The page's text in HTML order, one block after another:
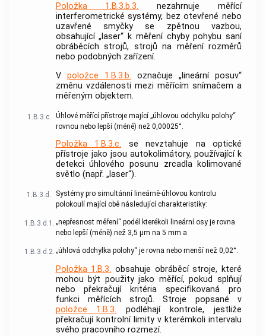
Položka 1.B.3.b.3. nezahrnuje měřící
interferometrické systémy, bez otevřené nebo
uzavřené smyčky se zpětnou vazbou,
obsahující „laser“ k měření chyby pohybu saní
obráběcích strojů, strojů na měření rozměrů
nebo podobných zařízení.
V položce 1.B.3.b. označuje „lineární posuv“
změnu vzdálenosti mezi měřícím snímačem a
měřeným objektem.
1.B.3.c.
Úhlové měřící přístroje mající „úhlovou odchylku polohy“
rovnou nebo lepší (méně) než 0,00025°.
Položka 1.B.3.c. se nevztahuje na optické
přístroje jako jsou autokolimátory, používající k
detekci úhlového posunu zrcadla kolimované
světlo (např. „laser“).
1.B.3.d.
Systémy pro simultánní lineárně-úhlovou kontrolu
polokoulí mající obě následující charakteristiky:
1.B.3.d.1. „nepřesnost měření“ podél kterékoli lineární osy je rovna
nebo lepší (méně) než 3,5 μm na 5 mm a
1.B.3.d.2. „úhlová odchylka polohy“ je rovna nebo menší než 0,02°.
Položka 1.B.3. obsahuje obráběcí stroje, které
mohou být použity jako měřící, pokud splňují
nebo překračují kritéria specifikovaná pro
funkci měřících strojů. Stroje popsané v
položce 1.B.3. podléhají kontrole, jestliže
překračují kontrolní limity v kterémkoli intervalu
svého pracovního rozmezí.